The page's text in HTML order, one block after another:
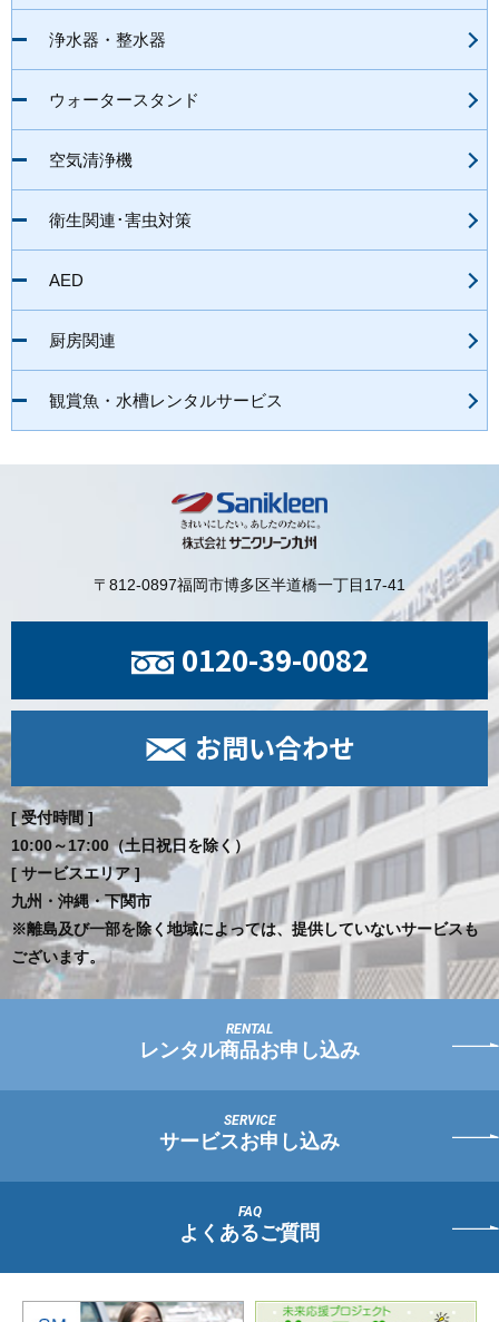
浄水器・整水器
ウォータースタンド
空気清浄機
衛生関連･害虫対策
AED
厨房関連
観賞魚・水槽レンタルサービス
〒812-0897福岡市博多区半道橋一丁目17-41
0120-39-0082
お問い合わせ
[ 受付時間 ]
10:00～17:00（土日祝日を除く）
[ サービスエリア ]
九州・沖縄・下関市
※離島及び一部を除く地域によっては、提供していないサービスも
ございます。
レンタル商品お申し込み
サービスお申し込み
よくあるご質問